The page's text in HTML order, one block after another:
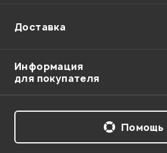
Доставка
Информация
для покупателя
Помощь